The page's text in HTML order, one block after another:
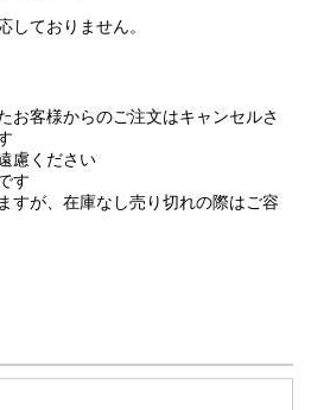
しておりません。
お客様からのご注文はキャンセルさ
慮ください
す
すが、在庫なし売り切れの際はご容